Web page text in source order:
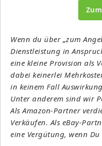
Wenn du über „zum
Dienstleistung in
eine kleine Provision als
dabei keinerlei
in keinem Fall
Unter anderem sind wir
Als Amazon-Partner
Verkäufen. Als eBay-
eine Vergütung, wenn